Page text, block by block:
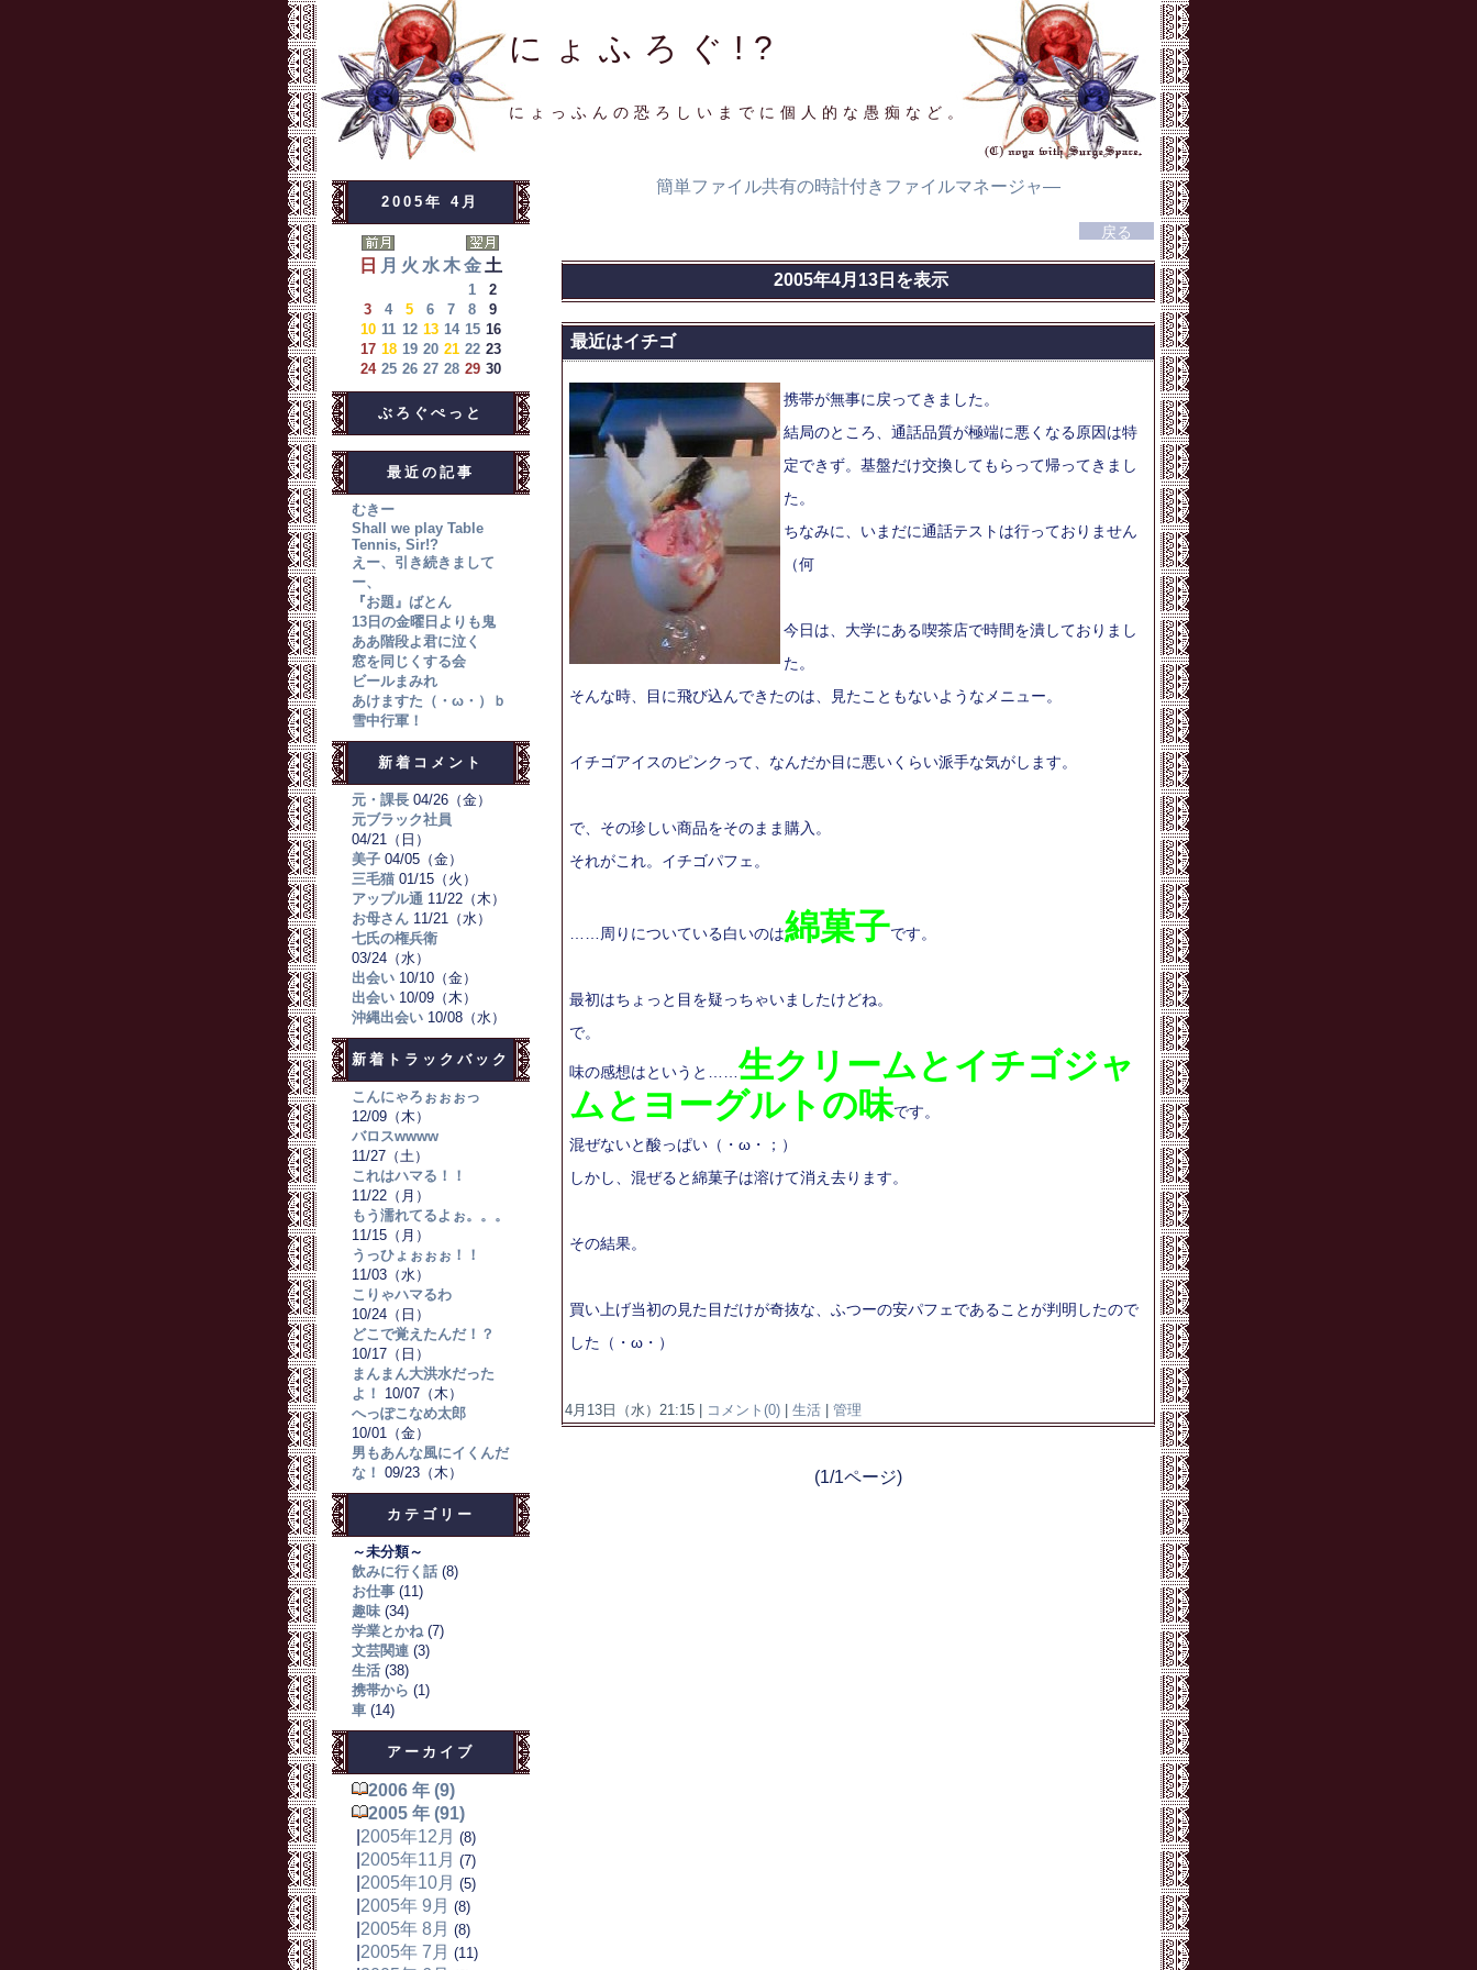
にょふろぐ!?
にょっふんの恐ろしいまでに個人的な愚痴など。
2005年 4月
日 月 火 水 木 金 土
1
2
3
4 5 6 7 8
9
10 11 12 13 14 15 16
17 18 19 20 21 22 23
24 25 26 27 28 29 30
ぶろぐぺっと
最近の記事
むきー
Shall we play Table
Tennis, Sir!?
えー、引き続きまして
ー、
『お題』ばとん
13日の金曜日よりも鬼
ああ階段よ君に泣く
窓を同じくする会
ビールまみれ
あけますた（・ω・）ｂ
雪中行軍！
新着コメント
元・課長04/26（金）
元ブラック社員
04/21（日）
美子04/05（金）
三毛猫01/15（火）
アップル通11/22（木）
お母さん11/21（水）
七氏の権兵衛
03/24（水）
出会い10/10（金）
出会い10/09（木）
沖縄出会い10/08（水）
新着トラックバック
こんにゃろぉぉぉっ
12/09（木）
バロスwwww
11/27（土）
これはハマる！！
11/22（月）
もう濡れてるよぉ。。。
11/15（月）
うっひょぉぉぉ！！
11/03（水）
こりゃハマるわ
10/24（日）
どこで覚えたんだ！？
10/17（日）
まんまん大洪水だった
よ！
10/07（木）
へっぽこなめ太郎
10/01（金）
男もあんな風にイくんだ
な！ 09/23（木）
カテゴリー
～未分類～
飲みに行く話 (8)
お仕事 (11)
趣味 (34)
学業とかね (7)
文芸関連 (3)
生活 (38)
携帯から (1)
車 (14)
アーカイブ
2006 年 (9)
2005 年 (91)
2005年12月 (8)
2005年11月 (7)
2005年10月 (5)
2005年 9月 (8)
2005年 8月 (8)
2005年 7月 (11)
簡単ファイル共有の時計付きファイルマネージャ―
2005年4月13日を表示
最近はイチゴ
携帯が無事に戻ってきました。
結局のところ、通話品質が極端に悪くなる原因は特
定できず。基盤だけ交換してもらって帰ってきまし
た。
ちなみに、いまだに通話テストは行っておりません
（何
今日は、大学にある喫茶店で時間を潰しておりまし
た。
そんな時、目に飛び込んできたのは、見たこともないようなメニュー。
イチゴアイスのピンクって、なんだか目に悪いくらい派手な気がします。
で、その珍しい商品をそのまま購入。
それがこれ。イチゴパフェ。
……周りについている白いのは綿菓子です。
最初はちょっと目を疑っちゃいましたけどね。
で。
味の感想はというと……生クリームとイチゴジャ
ムとヨーグルトの味です。
混ぜないと酸っぱい（・ω・；）
しかし、混ぜると綿菓子は溶けて消え去ります。
その結果。
買い上げ当初の見た目だけが奇抜な、ふつーの安パフェであることが判明したので
した（・ω・）
4月13日（水）21:15 | コメント(0) 生活 管理
(1/1ページ)